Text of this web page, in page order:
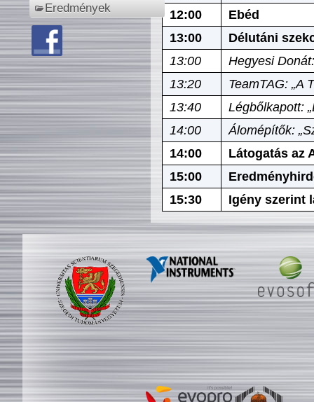
Eredmények
12:00
Ebéd
13:00
Délutáni
13:00
Hegyesi
13:20
TeamTAG: „A
13:40
Légbőlkapott:
14:00
Álomépítők:
14:00
Látogatás az
15:00
15:30
Igény szerint